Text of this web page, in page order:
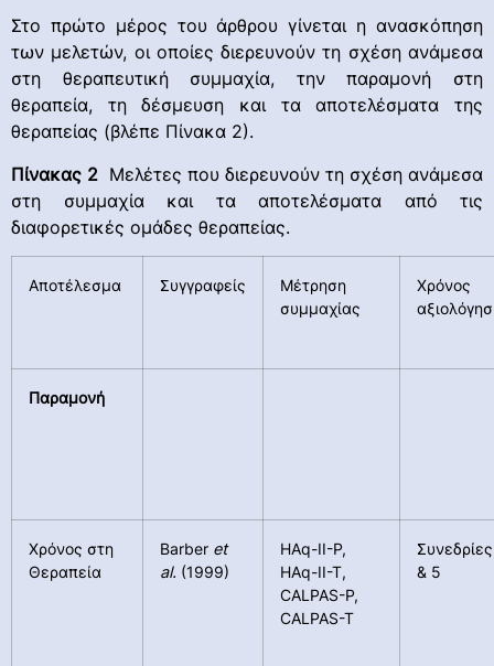
Στο πρώτο μέρος του άρθρου γίνεται η ανασκόπηση
των μελετών, οι οποίες διερευνούν τη σχέση ανάμεσα
στη θεραπευτική συμμαχία, την παραμονή στη
θεραπεία, τη δέσμευση και τα αποτελέσματα της
θεραπείας (βλέπε Πίνακα 2).
Πίνακας 2 Μελέτες που διερευνούν τη σχέση ανάμεσα
στη συμμαχία και τα αποτελέσματα από τις
διαφορετικές ομάδες θεραπείας.
Αποτέλεσμα Συγγραφείς
Μέτρηση
συμμαχίας
Χρόνος
Παραμονή
Χρόνος στη
Θεραπεία
Barber et
al. (1999)
HAq-II-P,
HAq-II-T,
CALPAS-P,
CALPAS-T
& 5